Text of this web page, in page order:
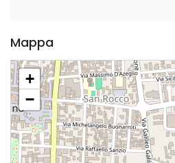
Mappa
+
−